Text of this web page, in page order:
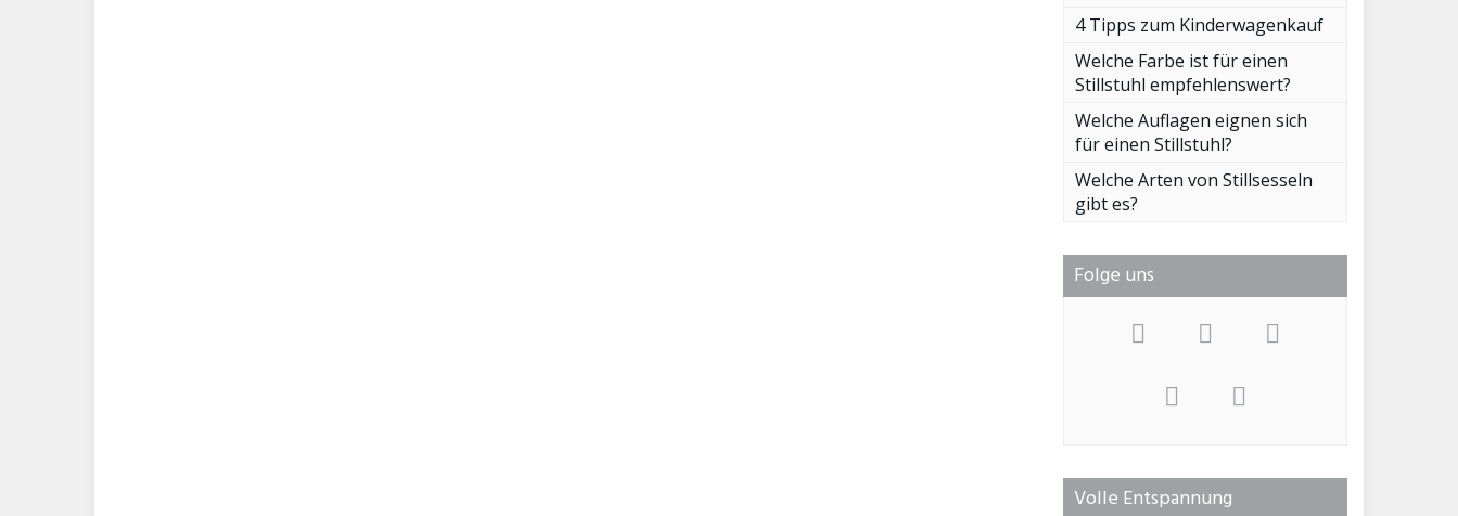
4 Tipps zum Kinderwagenkauf
Welche Farbe ist für einen
Stillstuhl empfehlenswert?
Welche Auflagen eignen sich
für einen Stillstuhl?
Welche Arten von Stillsesseln
gibt es?
Folge uns
Volle Entspannung